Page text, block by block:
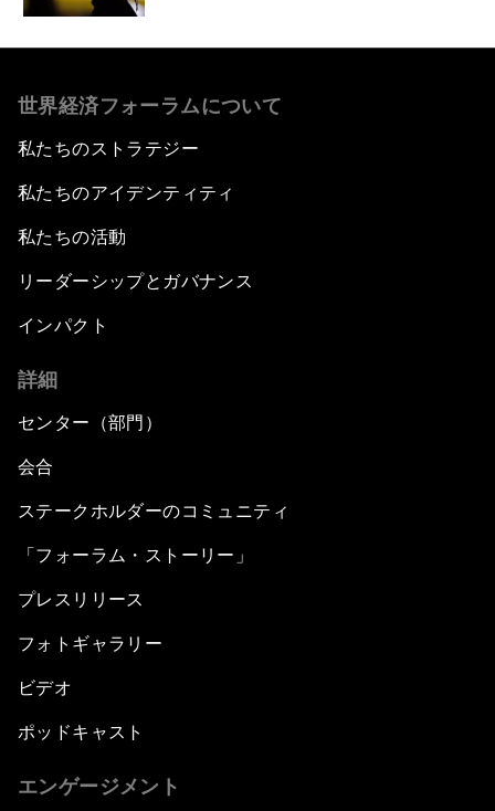
世界経済フォーラムについて
私たちのストラテジー
私たちのアイデンティティ
私たちの活動
リーダーシップとガバナンス
インパクト
詳細
センター（部門）
会合
ステークホルダーのコミュニティ
「フォーラム・ストーリー」
プレスリリース
フォトギャラリー
ビデオ
ポッドキャスト
エンゲージメント